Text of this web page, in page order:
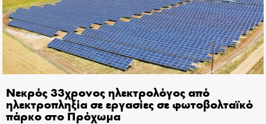
Νεκρός 33χρονος ηλεκτρολόγος από
ηλεκτροπληξία σε εργασίες σε φωτοβολταϊκό
πάρκο στο Πρόχωμα